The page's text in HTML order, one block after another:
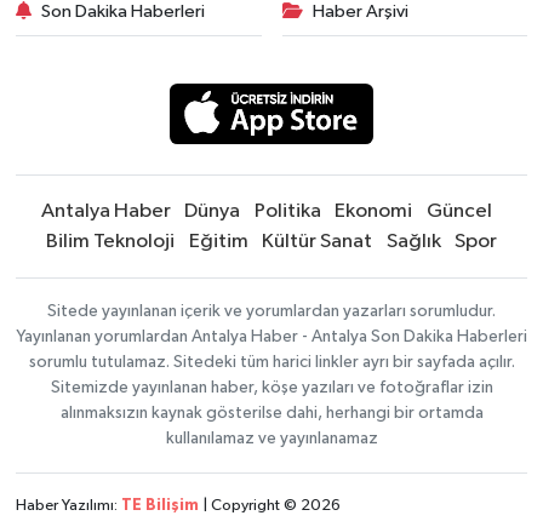
Son Dakika Haberleri Haber Arşivi
Antalya Haber Dünya Politika Ekonomi
Güncel
Bilim Teknoloji
Eğitim Kültür Sanat Sağlık Spor
Sitede yayınlanan içerik ve yorumlardan yazarları sorumludur.
Yayınlanan yorumlardan Antalya Haber - Antalya Son Dakika Haberleri
sorumlu tutulamaz. Sitedeki tüm harici linkler ayrı bir sayfada açılır.
Sitemizde yayınlanan haber, köşe yazıları ve fotoğraflar izin
alınmaksızın kaynak gösterilse dahi, herhangi bir ortamda
kullanılamaz ve yayınlanamaz
Haber Yazılımı: TE Bilişim | Copyright © 2026